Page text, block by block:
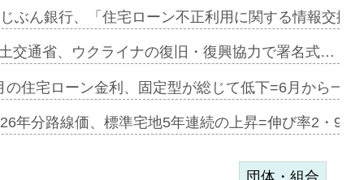
業=お互…
コリビング…
る2階建…
第1弾が開…
ぶん銀行、「住宅ローン不正利用に関する情報交換
交通省、ウクライナの復旧・復興協力で署名式…
の住宅ローン金利、固定型が総じて低下=6月から一
年分路線価、標準宅地5年連続の上昇=伸び率2・